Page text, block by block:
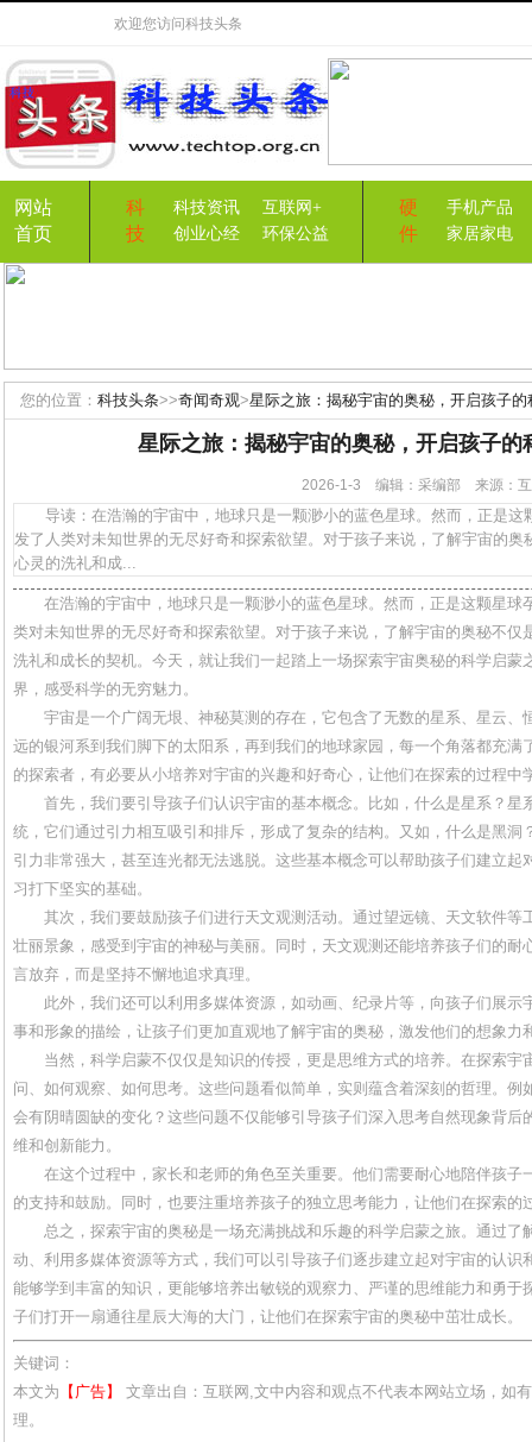
欢迎您访问科技头条
网站
首页
科
技
科技资讯
互联网+
创业心经
环保公益
硬
件
手机产品
家居家电
您的位置： 科技头条>>奇闻奇观>星际之旅：揭秘宇宙的奥秘，开启孩子的
星际之旅：揭秘宇宙的奥秘，开启孩子的
2026-1-3 编辑：采编部 来源：
导读：在浩瀚的宇宙中，地球只是一颗渺小的蓝色星球。然而，正是这
发了人类对未知世界的无尽好奇和探索欲望。对于孩子来说，了解宇宙的
心灵的洗礼和成...
在浩瀚的宇宙中，地球只是一颗渺小的蓝色星球。然而，正是这颗星球
类对未知世界的无尽好奇和探索欲望。对于孩子来说，了解宇宙的奥秘不仅
洗礼和成长的契机。今天，就让我们一起踏上一场探索宇宙奥秘的科学启蒙
界，感受科学的无穷魅力。
宇宙是一个广阔无垠、神秘莫测的存在，它包含了无数的星系、星云、
远的银河系到我们脚下的太阳系，再到我们的地球家园，每一个角落都充满
的探索者，有必要从小培养对宇宙的兴趣和好奇心，让他们在探索的过程中
首先，我们要引导孩子们认识宇宙的基本概念。比如，什么是星系？星
统，它们通过引力相互吸引和排斥，形成了复杂的结构。又如，什么是黑洞
引力非常强大，甚至连光都无法逃脱。这些基本概念可以帮助孩子们建立起
习打下坚实的基础。
其次，我们要鼓励孩子们进行天文观测活动。通过望远镜、天文软件等
壮丽景象，感受到宇宙的神秘与美丽。同时，天文观测还能培养孩子们的耐
言放弃，而是坚持不懈地追求真理。
此外，我们还可以利用多媒体资源，如动画、纪录片等，向孩子们展示
事和形象的描绘，让孩子们更加直观地了解宇宙的奥秘，激发他们的想象力
当然，科学启蒙不仅仅是知识的传授，更是思维方式的培养。在探索宇
问、如何观察、如何思考。这些问题看似简单，实则蕴含着深刻的哲理。例
会有阴晴圆缺的变化？这些问题不仅能够引导孩子们深入思考自然现象背后
维和创新能力。
在这个过程中，家长和老师的角色至关重要。他们需要耐心地陪伴孩子
的支持和鼓励。同时，也要注重培养孩子的独立思考能力，让他们在探索的
总之，探索宇宙的奥秘是一场充满挑战和乐趣的科学启蒙之旅。通过了
动、利用多媒体资源等方式，我们可以引导孩子们逐步建立起对宇宙的认识
能够学到丰富的知识，更能够培养出敏锐的观察力、严谨的思维能力和勇于
子们打开一扇通往星辰大海的大门，让他们在探索宇宙的奥秘中茁壮成长。
关键词：
本文为 【广告】
文章出自：互联网,文中内容和观点不代表本网站立场，如
理。